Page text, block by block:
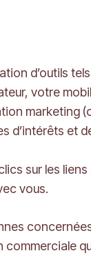
d’outils
votre
marketing
d’intérêts et
sur les liens
vous.
commerciale